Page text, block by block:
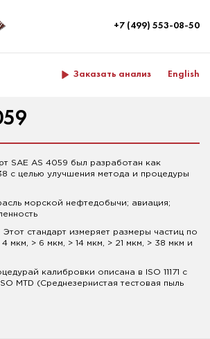
+7 (499) 553-08-50
Заказать анализ English
SAE AS 4059 был разработан как
с целью улучшения метода и процедуры
морской нефтедобычи; авиация;
Этот стандарт измеряет размеры частиц по
мкм, > 6 мкм, > 14 мкм, > 21 мкм, > 38 мкм и
калибровки описана в ISO 11171 с
MTD (Среднезернистая тестовая пыль